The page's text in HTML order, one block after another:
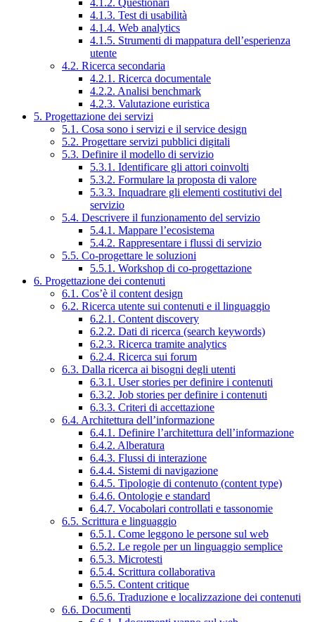
4.1.2. Questionari
4.1.3. Test di usabilità
4.1.4. Web analytics
4.1.5. Strumenti di mappatura dell’esperienza
utente
4.2. Ricerca secondaria
4.2.1. Ricerca documentale
4.2.2. Analisi benchmark
4.2.3. Valutazione euristica
5. Progettazione dei servizi
5.1. Cosa sono i servizi e il service design
5.2. Progettare servizi pubblici digitali
5.3. Definire il modello di servizio
5.3.1. Identificare gli attori coinvolti
5.3.2. Formulare la proposta di valore
5.3.3. Inquadrare gli elementi costitutivi del
servizio
5.4. Descrivere il funzionamento del servizio
5.4.1. Mappare l’ecosistema
5.4.2. Rappresentare i flussi di servizio
5.5. Co-progettare le soluzioni
5.5.1. Workshop di co-progettazione
6. Progettazione dei contenuti
6.1. Cos’è il content design
6.2. Ricerca utente sui contenuti e il linguaggio
6.2.1. Content discovery
6.2.2. Dati di ricerca (search keywords)
6.2.3. Ricerca tramite analytics
6.2.4. Ricerca sui forum
6.3. Dalla ricerca ai bisogni degli utenti
6.3.1. User stories per definire i contenuti
6.3.2. Job stories per definire i contenuti
6.3.3. Criteri di accettazione
6.4. Architettura dell’informazione
6.4.1. Definire l’architettura dell’informazione
6.4.2. Alberatura
6.4.3. Flussi di interazione
6.4.4. Sistemi di navigazione
6.4.5. Tipologie di contenuto (content type)
6.4.6. Ontologie e standard
6.4.7. Vocabolari controllati e tassonomie
6.5. Scrittura e linguaggio
6.5.1. Come leggono le persone sul web
6.5.2. Le regole per un linguaggio semplice
6.5.3. Microtesti
6.5.4. Scrittura collaborativa
6.5.5. Content critique
6.5.6. Traduzione e localizzazione dei contenuti
6.6. Documenti